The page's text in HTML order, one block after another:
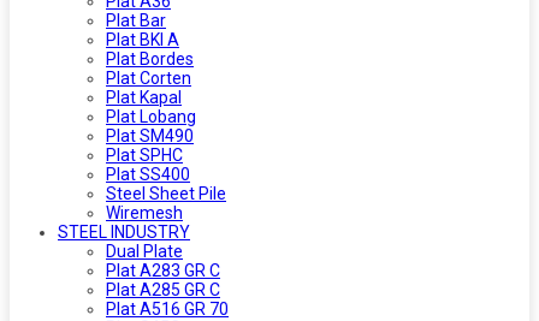
Plat Bar
Plat BKI A
Plat Bordes
Plat Corten
Plat Kapal
Plat Lobang
Plat SM490
Plat SPHC
Plat SS400
Steel Sheet Pile
Wiremesh
STEEL INDUSTRY
Dual Plate
Plat A283 GR C
Plat A285 GR C
Plat A516 GR 70